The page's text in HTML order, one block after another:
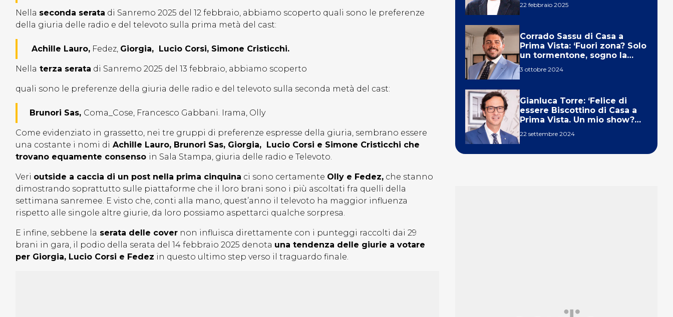
Nella seconda serata di Sanremo 2025 del 12 febbraio, abbiamo scoperto quali sono le preferenze
della giuria delle radio e del televoto sulla prima metà del cast:
Achille Lauro, Fedez, Giorgia, Lucio Corsi, Simone Cristicchi.
Nella terza serata di Sanremo 2025 del 13 febbraio, abbiamo scoperto
quali sono le preferenze della giuria delle radio e del televoto sulla seconda metà del cast:
Brunori Sas, Coma_Cose, Francesco Gabbani. Irama, Olly
Come evidenziato in grassetto, nei tre gruppi di preferenze espresse della giuria, sembrano essere
una costante i nomi di Achille Lauro, Brunori Sas, Giorgia, Lucio Corsi e Simone Cristicchi che
trovano equamente consenso in Sala Stampa, giuria delle radio e Televoto.
Veri outside a caccia di un post nella prima cinquina ci sono certamente Olly e Fedez, che stanno
dimostrando soprattutto sulle piattaforme che il loro brani sono i più ascoltati fra quelli della
settimana sanremee. E visto che, conti alla mano, quest’anno il televoto ha maggior influenza
rispetto alle singole altre giurie, da loro possiamo aspettarci qualche sorpresa.
E infine, sebbene la serata delle cover non influisca direttamente con i punteggi raccolti dai 29
brani in gara, il podio della serata del 14 febbraio 2025 denota una tendenza delle giurie a votare
per Giorgia, Lucio Corsi e Fedez in questo ultimo step verso il traguardo finale.
22 febbraio 2025
Corrado Sassu di Casa a
Prima Vista: ‘Fuori zona? Solo
un tormentone, sogno la
3 ottobre 2024
Gianluca Torre: ‘Felice di
essere Biscottino di Casa a
Prima Vista. Un mio show?
22 settembre 2024